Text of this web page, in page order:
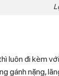
luôn đi kèm
gánh nặng,